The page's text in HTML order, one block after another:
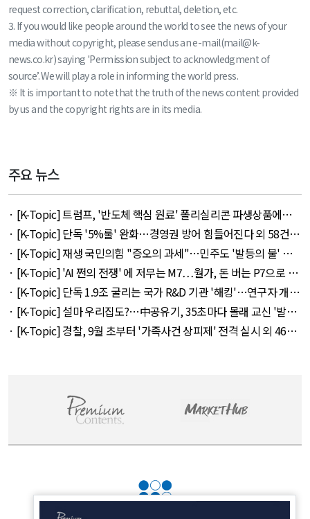
request correction, clarification, rebuttal, deletion, etc.
3. If you would like people around the world to see the news of your
media without copyright, please send us an e-mail(mail@k-
news.co.kr) saying 'Permission subject to acknowledgment of
source’. We will play a role in informing the world press.
※ It is important to note that the truth of the news content provided
by us and the copyright rights are in its media.
주요 뉴스
· [K-Topic] 트럼프, '반도체 핵심 원료' 폴리실리콘 파생상품에
15% 관세 외 27건 - August 7, 2026
· [K-Topic] 단독 '5%룰' 완화…경영권 방어 힘들어진다 외 58건 -
August 7, 2026
· [K-Topic] 재생 국민의힘 "증오의 과세"…민주도 '발등의 불' 외
53건 - August 7, 2026
· [K-Topic] 'AI 쩐의 전쟁' 에 저무는 M7…월가, 돈 버는 P7으로 갈
아타나 외 30건 - August 8, 2026
· [K-Topic] 단독 1.9조 굴리는 국가 R&D 기관 '해킹'…연구자 개인
정보 몽땅 유출 외 48건 - August 7, 2026
· [K-Topic] 설마 우리집도?…中공유기, 35초마다 몰래 교신 '발칵'
외 48건 - August 7, 2026
· [K-Topic] 경찰, 9월 초부터 '가족사건 상피제' 전격 실시 외 46건